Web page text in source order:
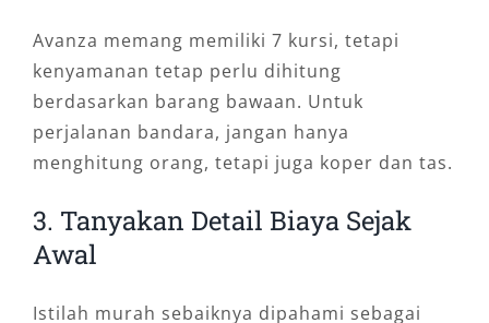
Avanza memang memiliki 7 kursi, tetapi
kenyamanan tetap perlu dihitung
berdasarkan barang bawaan. Untuk
perjalanan bandara, jangan hanya
menghitung orang, tetapi juga koper dan tas.
3. Tanyakan Detail Biaya Sejak
Awal
Istilah murah sebaiknya dipahami sebagai